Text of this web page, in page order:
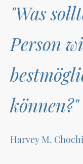
"Was
Person
können?"
Harvey M.